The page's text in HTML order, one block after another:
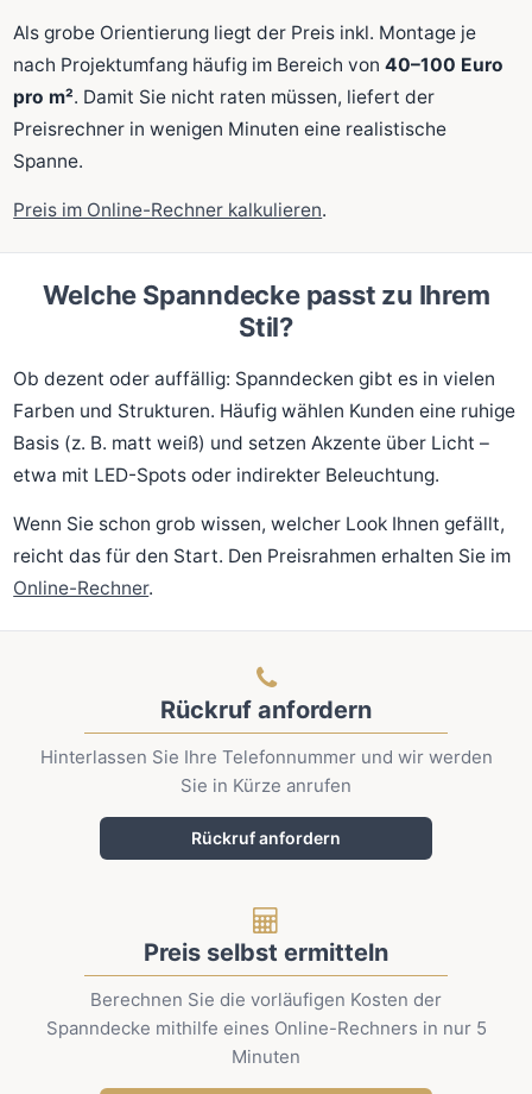
Als grobe Orientierung liegt der Preis inkl. Montage je
nach Projektumfang häufig im Bereich von40–100 Euro
pro m². Damit Sie nicht raten müssen, liefert der
Preisrechner in wenigen Minuten eine realistische
Spanne.
Preis im Online-Rechner kalkulieren.
Welche Spanndecke passt zu Ihrem
Stil?
Ob dezent oder auffällig: Spanndecken gibt es in vielen
Farben und Strukturen. Häufig wählen Kunden eine ruhige
Basis (z. B. matt weiß) und setzen Akzente über Licht –
etwa mit LED-Spots oder indirekter Beleuchtung.
Wenn Sie schon grob wissen, welcher Look Ihnen gefällt,
reicht das für den Start. Den Preisrahmen erhalten Sie im
Online-Rechner.
Rückruf anfordern
Hinterlassen Sie Ihre Telefonnummer und wir werden
Sie in Kürze anrufen
Rückruf anfordern
Preis selbst ermitteln
Berechnen Sie die vorläufigen Kosten der
Spanndecke mithilfe eines Online-Rechners in nur 5
Minuten